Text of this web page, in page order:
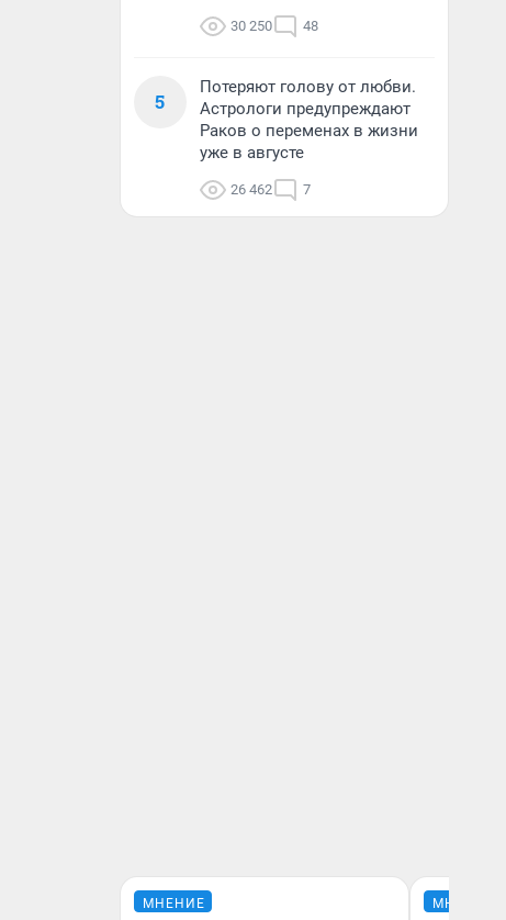
30 250 48
5
Потеряют голову от любви.
Астрологи предупреждают
Раков о переменах в жизни
уже в августе
26 462 7
МНЕНИЕ МНЕНИЕ